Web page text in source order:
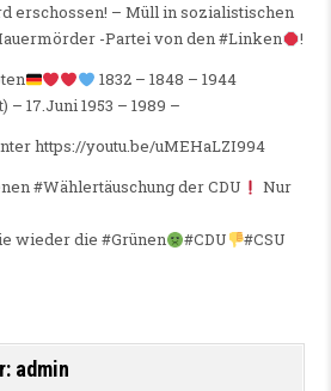
erschossen! – Müll in sozialistischen
-Partei von den #Linken
!
1832 – 1848 – 1944
– 17.Juni 1953 – 1989 –
https://youtu.be/uMEHaLZI994
#Wählertäuschung der CDU
Nur
wieder die #Grünen
#CDU
#CSU
admin